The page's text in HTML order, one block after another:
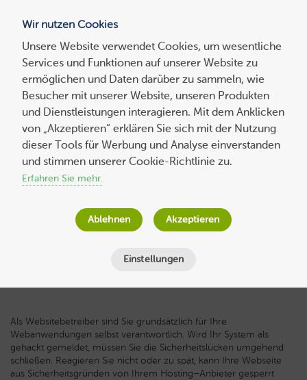
Suchen
nach:
10 Tipps, wie Sie Ihre WordPress- und
Joomla-Website vor Hacking-Attacken
Wolf-Dieter Fiege
18. November 2015
Als Websitebetreiber sind Sie grundsätzlich für Ihre
Webanwendungen selbst verantwortlich. Wird Ihr System als
gehackt gemeldet, müssen Sie die Sicherheitslücken umgehend
schließen. Reagieren Sie nicht oder zu spät, kann Ihre Webseite
aus Sicherheitsgründen von Ihrem Hosting–Anbieter gesperrt
Wir nutzen Cookies
Unsere Website verwendet Cookies, um wesentliche
Services und Funktionen auf unserer Website zu
ermöglichen und Daten darüber zu sammeln, wie
Besucher mit unserer Website, unseren Produkten
und Dienstleistungen interagieren. Mit dem Anklicken
von „Akzeptieren“ erklären Sie sich mit der Nutzung
dieser Tools für Werbung und Analyse einverstanden
und stimmen unserer Cookie-Richtlinie zu.
Erfahren Sie mehr.
Einstellungen
Ablehnen Akzeptieren